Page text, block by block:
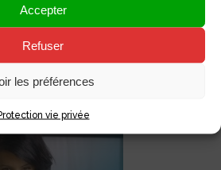
Accepter
Refuser
les préférences
vie privée
CM> Agence Community
? ou un community manager
un jeu concours Instagram ou
élabore, anime [...]